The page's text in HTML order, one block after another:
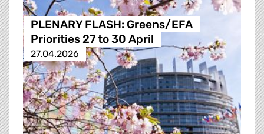
PLENARY FLASH: Greens/EFA
Priorities 27 to 30 April
27.04.2026